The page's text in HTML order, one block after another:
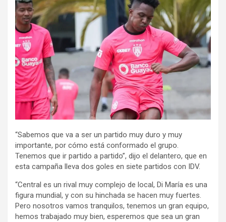
“Sabemos que va a ser un partido muy duro y muy
importante, por cómo está conformado el grupo.
Tenemos que ir partido a partido”, dijo el delantero, que en
esta campaña lleva dos goles en siete partidos con IDV.
“Central es un rival muy complejo de local, Di María es una
figura mundial, y con su hinchada se hacen muy fuertes.
Pero nosotros vamos tranquilos, tenemos un gran equipo,
hemos trabajado muy bien, esperemos que sea un gran